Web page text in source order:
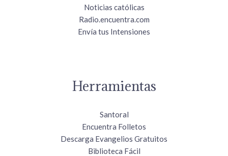
Noticias católicas
Radio.encuentra.com
Envía tus Intensiones
Herramientas
Santoral
Encuentra Folletos
Descarga Evangelios Gratuitos
Biblioteca Fácil